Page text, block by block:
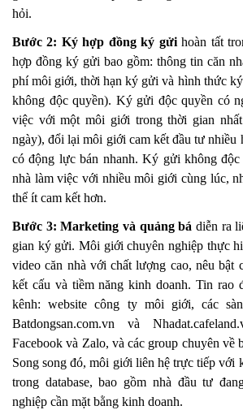
hỏi.
Bước 2: Ký hợp đồng ký gửihoàn tất
hợp đồng ký gửi bao gồm: thông tin căn
phí môi giới, thời hạn ký gửi và hình thức
không độc quyền). Ký gửi độc quyền có
việc với một môi giới trong thời gian
ngày), đổi lại môi giới cam kết đầu tư nhiều
có động lực bán nhanh. Ký gửi không độc
nhà làm việc với nhiều môi giới cùng lúc,
thể ít cam kết hơn.
Bước 3: Marketing và quảng bá diễn ra
gian ký gửi. Môi giới chuyên nghiệp thực
video căn nhà với chất lượng cao, nêu bật
kết cấu và tiềm năng kinh doanh. Tin rao
kênh: website công ty môi giới, các
Batdongsan.com.vn và
Facebook và Zalo, và các group chuyên về
Song song đó, môi giới liên hệ trực tiếp với
trong database, bao gồm nhà đầu tư
nghiệp cần mặt bằng kinh doanh.